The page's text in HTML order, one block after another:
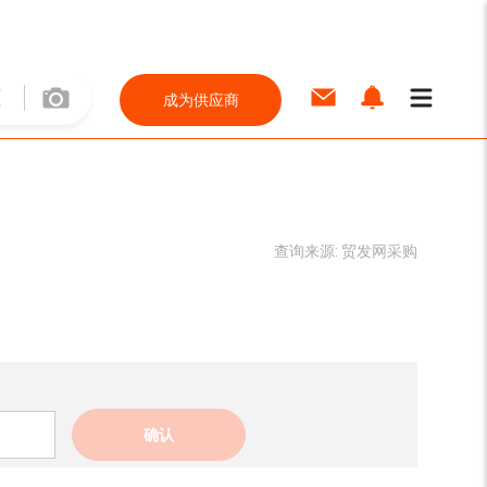
成为供应商
查询来源: 贸发网采购
确认